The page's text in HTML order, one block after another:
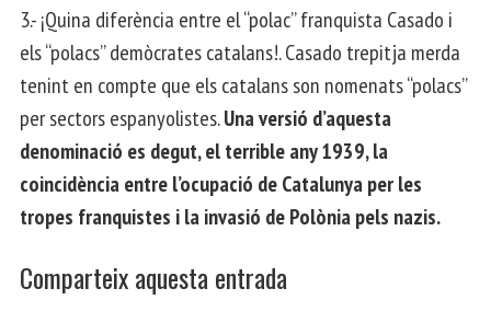
3.- ¡Quina diferència entre el “polac” franquista Casado i
els “polacs” demòcrates catalans!. Casado trepitja merda
tenint en compte que els catalans son nomenats “polacs”
per sectors espanyolistes.Una versió d’aquesta
denominació es degut, el terrible any 1939, la
coincidència entre l’ocupació de Catalunya per les
tropes franquistes i la invasió de Polònia pels nazis.
Comparteix aquesta entrada